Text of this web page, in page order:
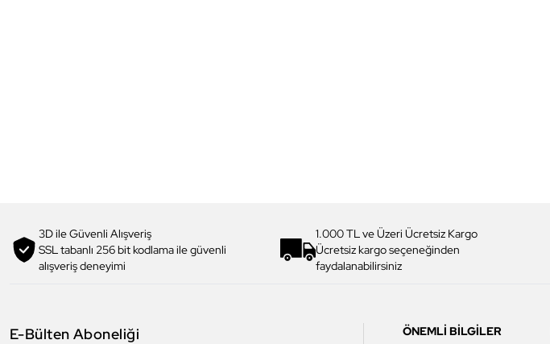
3D ile Güvenli Alışveriş
SSL tabanlı 256 bit kodlama ile güvenli
alışveriş deneyimi
1.000 TL ve Üzeri Ücretsiz Kargo
Ücretsiz kargo seçeneğinden
faydalanabilirsiniz
E-Bülten Aboneliği
ÖNEMLİ BİLGİLER